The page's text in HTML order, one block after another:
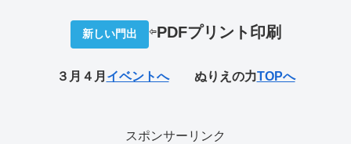
新しい門出 ⇦PDFプリ ント印刷
３月４月 イベントへぬりえの力TOPへ
スポンサーリンク